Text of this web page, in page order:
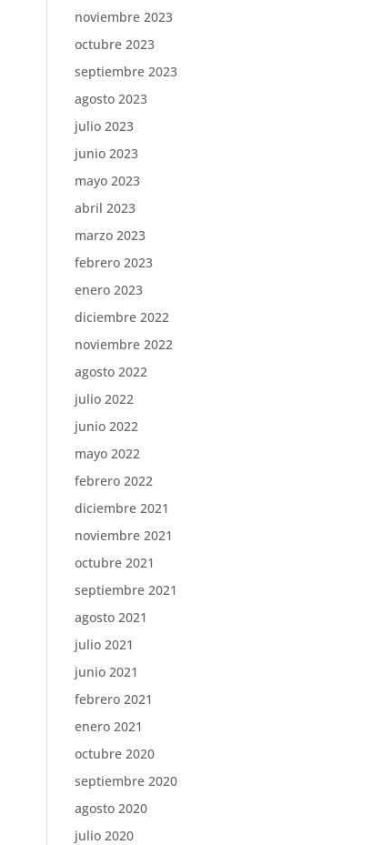
noviembre 2023
octubre 2023
septiembre 2023
agosto 2023
julio 2023
junio 2023
mayo 2023
abril 2023
marzo 2023
febrero 2023
enero 2023
diciembre 2022
noviembre 2022
agosto 2022
julio 2022
junio 2022
mayo 2022
febrero 2022
diciembre 2021
noviembre 2021
octubre 2021
septiembre 2021
agosto 2021
julio 2021
junio 2021
febrero 2021
enero 2021
octubre 2020
septiembre 2020
agosto 2020
julio 2020